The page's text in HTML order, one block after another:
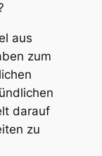
aus
zum
darauf
zu